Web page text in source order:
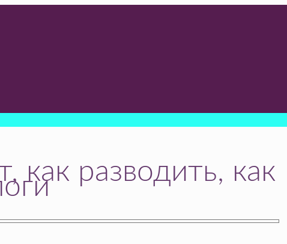
как разводить, как